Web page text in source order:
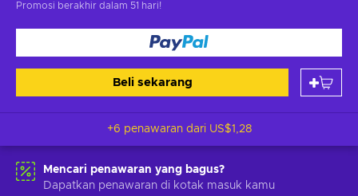
Promosi berakhir dalam 51 hari!
Beli sekarang
+6 penawaran dari US$1,28
Mencari penawaran yang bagus?
Dapatkan penawaran di kotak masuk kamu